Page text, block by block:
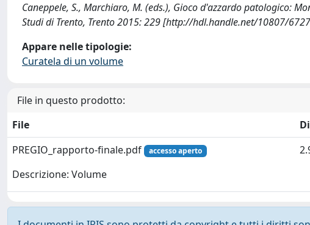
Caneppele, S., Marchiaro, M. (eds.), Gioco d'azzardo patologico:
Studi di Trento, Trento 2015: 229 [http://hdl.handle.net/10807/
Appare nelle tipologie:
Curatela di un volume
File in questo prodotto:
File
PREGIO_rapporto-finale.pdf
accesso aperto
Descrizione: Volume